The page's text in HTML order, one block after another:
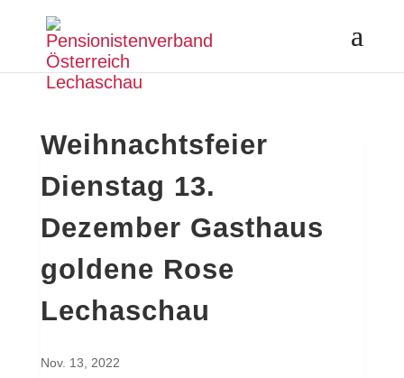
Weihnachtsfeier
Dienstag 13.
Dezember Gasthaus
goldene Rose
Lechaschau
Nov. 13, 2022